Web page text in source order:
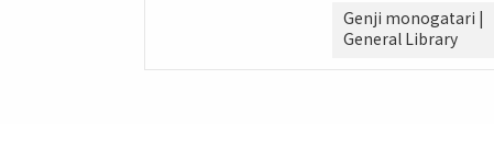
Genji monogatari |
General Library